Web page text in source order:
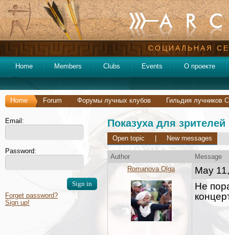
СОЦИАЛЬНАЯ
Home Members Clubs Events О проекте
Home Forum Форумы лучных клубов Гильдия лучников
Email:
Password:
Forget password?
Sign up!
Показуха для
Open topic New messages
Author Message
May
Не
Romanova Olga